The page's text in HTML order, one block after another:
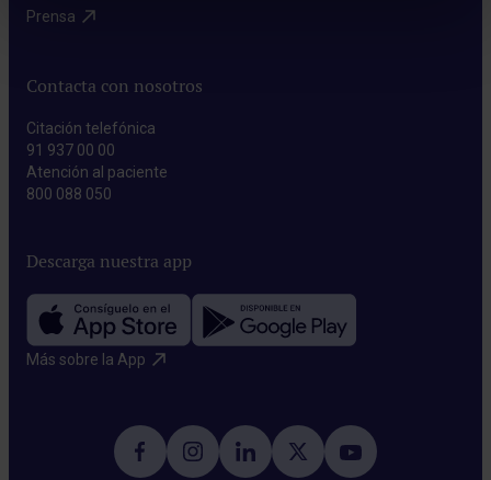
Prensa​
Contacta con nosotros
Citación telefónica
91 937 00 00
Atención al paciente
800 088 050
Descarga nuestra app
Más sobre la App​